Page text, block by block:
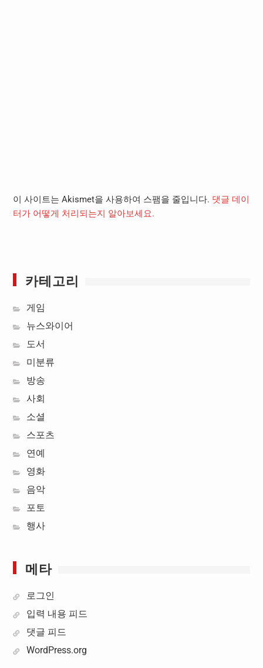
이 사이트는 Akismet을 사용하여 스팸을 줄입니다. 댓글 데이
터가 어떻게 처리되는지 알아보세요.
카테고리
게임
뉴스와이어
도서
미분류
방송
사회
소셜
스포츠
연예
영화
음악
포토
행사
메타
로그인
입력 내용 피드
댓글 피드
WordPress.org